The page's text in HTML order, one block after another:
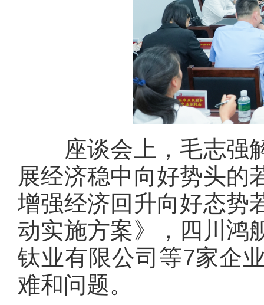
座谈会上，毛志强解
展经济稳中向好势头的
增强经济回升向好态势
动实施方案》，四川鸿
钛业有限公司等7家企
难和问题。